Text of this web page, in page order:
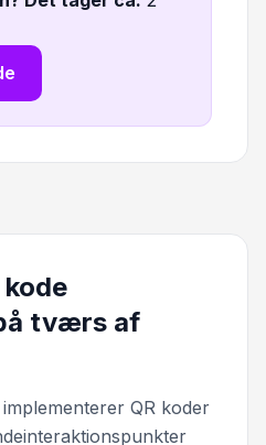
kode
tværs af
QR koder